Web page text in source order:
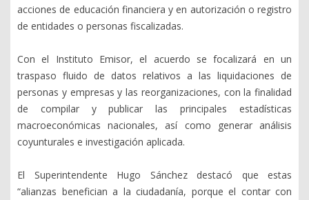
acciones de educación financiera y en autorización o registro
de entidades o personas fiscalizadas.
Con el Instituto Emisor, el acuerdo se focalizará en un
traspaso fluido de datos relativos a las liquidaciones de
personas y empresas y las reorganizaciones, con la finalidad
de compilar y publicar las principales estadísticas
macroeconómicas nacionales, así como generar análisis
coyunturales e investigación aplicada.
El Superintendente Hugo Sánchez destacó que estas
“alianzas benefician a la ciudadanía, porque el contar con